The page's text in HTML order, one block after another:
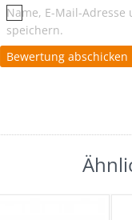
Name, E-Mail-
speichern.